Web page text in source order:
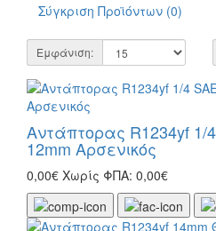
Σύγκριση Προϊόντων (0)
Εμφάνιση:
Αντάπτορας R1234yf 1/
12mm Αρσενικός
0,00€ Χωρίς ΦΠΑ: 0,00€